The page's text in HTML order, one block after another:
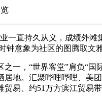
直持久从义，成绩外滩
钟意象为社区的图腾取文
，“世界客堂”肩负“国
地。汇聚哔哩哔哩、美
贸易、约51万方滨江贸易